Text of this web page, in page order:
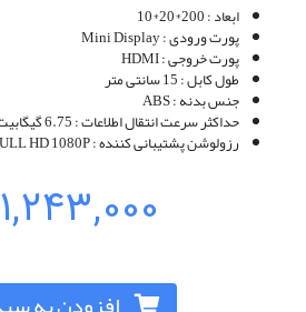
ابعاد : 200*20*10
پورت ورودی : Mini Display
پورت خروجی : HDMI
طول کابل : 15 سانتی متر
جنس بدنه : ABS
حداکثر سرعت انتقال اطلاعات : 6.75 گیگابیت در هر ثانیه برای کلیه کانال
رزولوشن پشتیبانی کننده : FULL HD 1080P
1,243,000